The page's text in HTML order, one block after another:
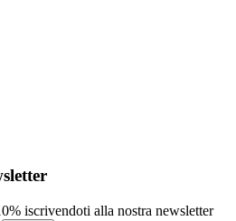
iscrivendoti alla nostra newsletter